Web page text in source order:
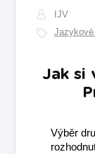
IJV
Jak si
Výběr